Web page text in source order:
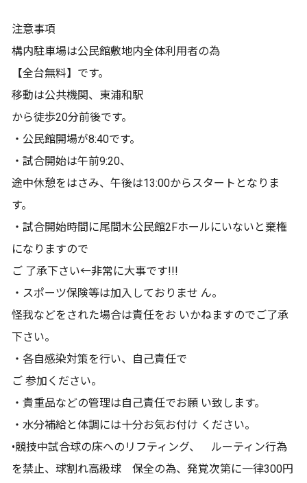
注意事項
構内駐車場は公民館敷地内全体利用者の為
【全台無料】です。
移動は公共機関、東浦和駅
から徒歩20分前後です。
・公民館開場が8:40です。
・試合開始は午前9:20、
途中休憩をはさみ、午後は13:00からスタートとなりま
す。
・試合開始時間に尾間木公民館2Fホールにいないと棄権
になりますので
ご 了承下さい←非常に大事です!!!
・スポーツ保険等は加入しておりませ ん。
怪我などをされた場合は責任をお いかねますのでご了承
下さい。
・各自感染対策を行い、自己責任で
ご 参加ください。
・貴重品などの管理は自己責任でお願 い致します。
・水分補給と体調には十分お気お付け ください。
•競技中試合球の床へのリフティング、 ルーティン行為
を禁止、球割れ高級球 保全の為、発覚次第に一律300円